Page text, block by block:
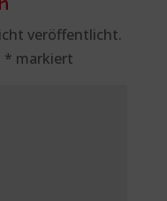
veröffentlicht.
* markiert